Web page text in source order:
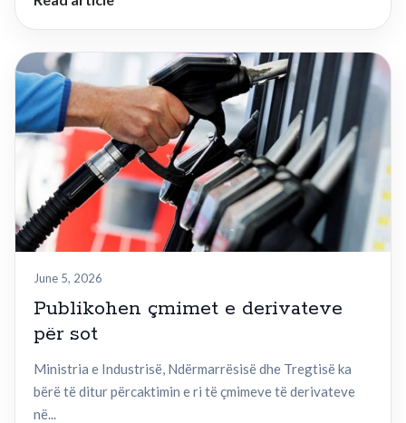
June 5, 2026
Publikohen çmimet e derivateve
për sot
Ministria e Industrisë, Ndërmarrësisë dhe Tregtisë ka
bërë të ditur përcaktimin e ri të çmimeve të derivateve
në...